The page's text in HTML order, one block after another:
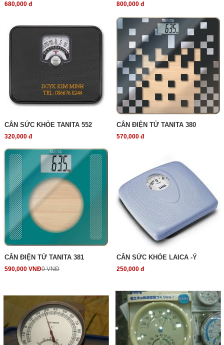
680,000 đ 800,000 đ
CÂN SỨC KHỎE TANITA 552
320,000 đ
CÂN ĐIỆN TỬ TANITA 380
570,000 đ
CÂN ĐIỆN TỬ TANITA 381
590,000 VNĐ0 VNĐ
CÂN SỨC KHỎE LAICA -Ý
250,000 đ